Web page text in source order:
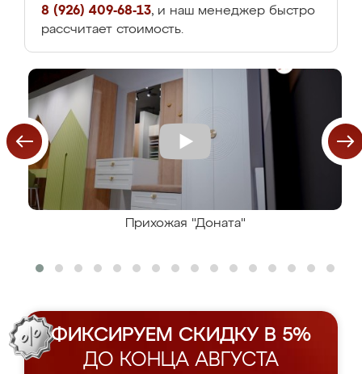
8 (926) 409-68-13, и наш менеджер быстро
рассчитает стоимость.
Прихожая "Доната"
ФИКСИРУЕМ СКИДКУ В 5%
ДО КОНЦА АВГУСТА